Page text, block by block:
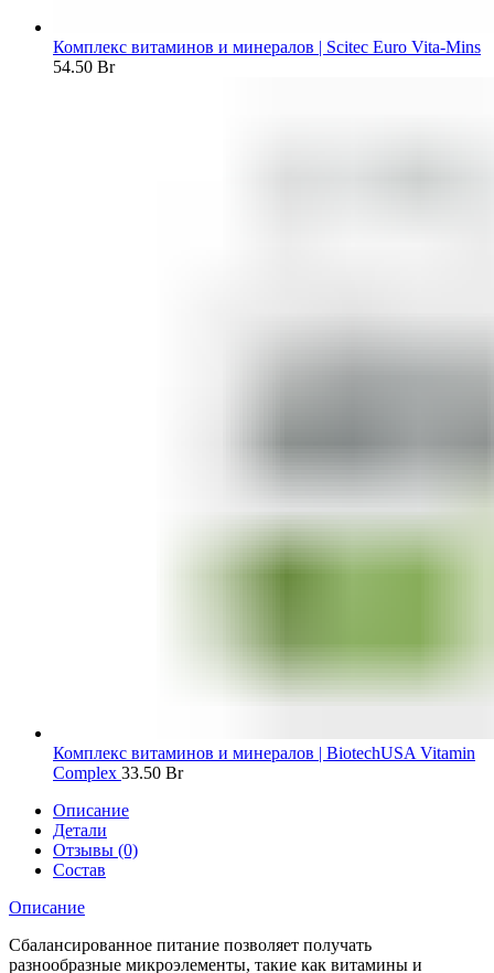
Комплекс витаминов и минералов | Scitec Euro Vita-Mins
54.50 Br
Комплекс витаминов и минералов | BiotechUSA Vitamin
Complex 33.50 Br
Описание
Детали
Отзывы (0)
Состав
Описание
Сбалансированное питание позволяет получать
разнообразные микроэлементы, такие как витамины и